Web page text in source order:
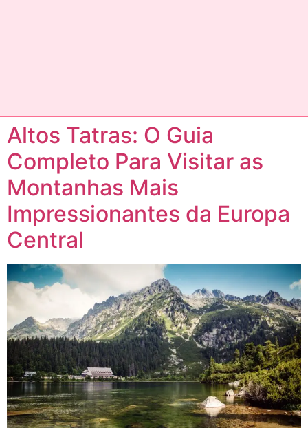
Altos Tatras: O Guia
Completo Para Visitar as
Montanhas Mais
Impressionantes da Europa
Central